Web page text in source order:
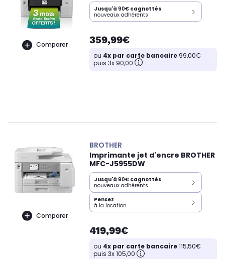
Comparer
Jusqu'à 90€ cagnottés
nouveaux adhérents
359,99€
ou 4x par carte bancaire 99,00€
puis 3x 90,00
Comparer
BROTHER
Imprimante jet d'encre BROTHER
MFC-J5955DW
Jusqu'à 90€ cagnottés
nouveaux adhérents
Pensez
à la location
419,99€
ou 4x par carte bancaire115,50€
puis 3x 105,00